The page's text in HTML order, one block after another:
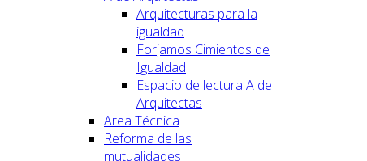
Arquitecturas para la
igualdad
Forjamos Cimientos de
Igualdad
Espacio de lectura A de
Arquitectas
Area Técnica
Reforma de las
mutualidades